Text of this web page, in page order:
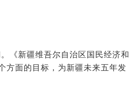
《新疆维吾尔自治区国民经济和
方面的目标，为新疆未来五年发